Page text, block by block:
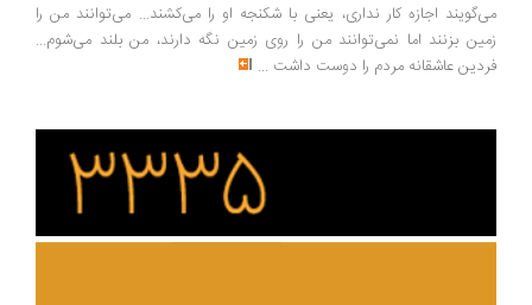
اجازه کار نداری، یعنی با شکنجه او را می‌کشند... می‌توانند من را
بزنند اما نمی‌توانند من را روی زمین نگه دارند، من بلند می‌شوم...
عاشقانه مردم را دوست داشت ...